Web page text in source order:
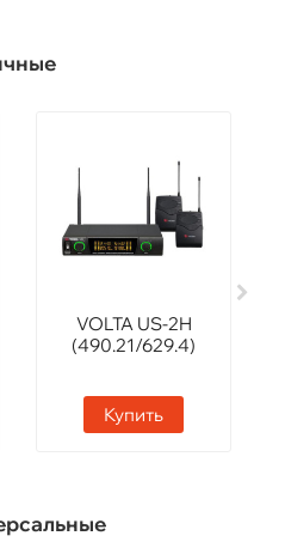
VOLTA US-2H
(490.21/629.4)
Купить